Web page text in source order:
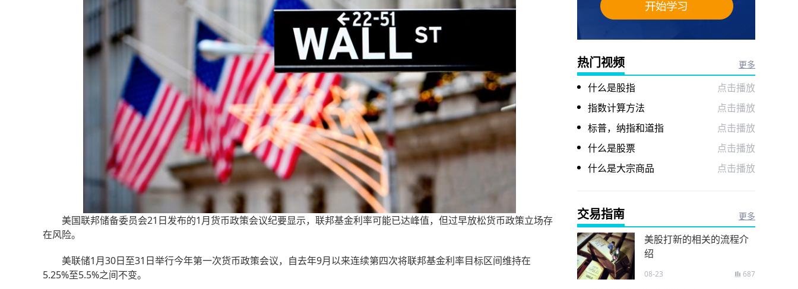
美国联邦储备委员会21日发布的1月货币政策会议纪要显示，联邦基金利率可能已达峰值，但过早放松货币政策立场存
在风险。
美联储1月30日至31日举行今年第一次货币政策会议，自去年9月以来连续第四次将联邦基金利率目标区间维持在
5.25%至5.5%之间不变。
热门视频 更多
什么是股指
点击播放
指数计算方法
点击播放
标普，纳指和道指
点击播放
什么是股票
点击播放
什么是大宗商品
点击播放
交易指南 更多
美股打新的相关的流程介
绍
08-23 687